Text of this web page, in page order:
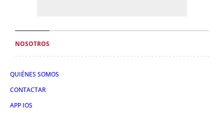
NOSOTROS
QUIÉNES SOMOS
CONTACTAR
APP IOS